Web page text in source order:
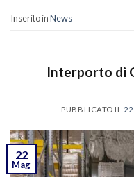
Inserito inNews
Interporto di
PUBBLICATO IL
22
Mag